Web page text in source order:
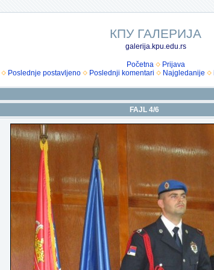
КПУ ГАЛЕРИЈА
galerija.kpu.edu.rs
Početna
Prijava
Poslednje postavljeno Poslednji komentari Najgledanije
FAJL 4/6